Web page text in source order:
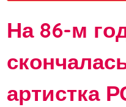
На 86-м
артистка